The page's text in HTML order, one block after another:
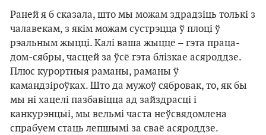
Раней я б сказала, што мы можам здрадзіць толькі з
чалавекам, з якім можам сустрэцца ў плоці ў
рэальным жыцці. Калі ваша жыццё – гэта праца-
дом-сябры, часцей за ўсё гэта блізкае асяроддзе.
Плюс курортныя раманы, раманы ў
камандзіроўках. Што да мужоў сябровак, то, як бы
мы ні хацелі пазбавіцца ад зайздрасці і
канкурэнцыі, мы вельмі часта неўсвядомлена
спрабуем стаць лепшымі за сваё асяроддзе.